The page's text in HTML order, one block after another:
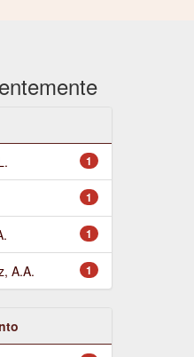
1
1
1
1
A.A.